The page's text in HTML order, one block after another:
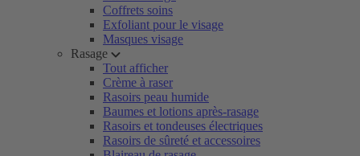
Coffrets soins
Exfoliant pour le visage
Masques visage
Rasage
Tout afficher
Crème à raser
Rasoirs peau humide
Baumes et lotions après-rasage
Rasoirs et tondeuses électriques
Rasoirs de sûreté et accessoires